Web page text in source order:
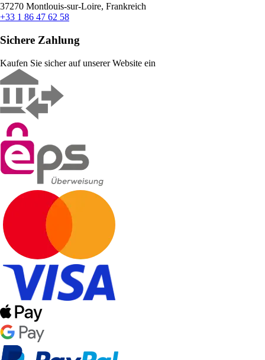
37270 Montlouis-sur-Loire, Frankreich
+33 1 86 47 62 58
Sichere Zahlung
Kaufen Sie sicher auf unserer Website ein